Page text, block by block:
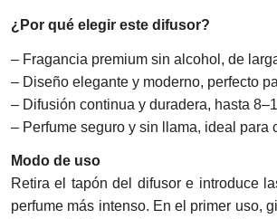
¿Por qué elegir este difusor?
– Fragancia premium sin alcohol, de
– Diseño elegante y moderno, perfecto
– Difusión continua y duradera, hasta
– Perfume seguro y sin llama, ideal para
Modo de uso
Retira el tapón del difusor e introduce
perfume más intenso. En el primer uso,